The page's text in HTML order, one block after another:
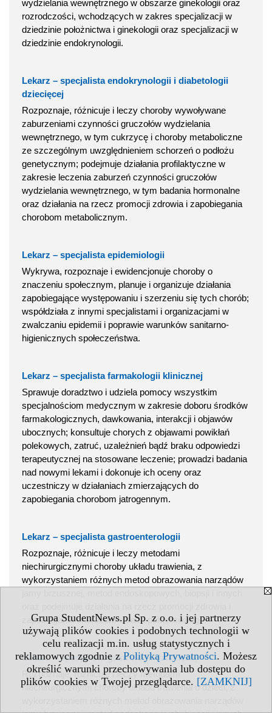
Grupa StudentNews.pl Sp. z o.o. i jej partnerzy
używają plików cookies i podobnych technologii w
celu realizacji m.in. usług statystycznych i
reklamowych zgodnie z Polityką Prywatności. Możesz
określić warunki przechowywania lub dostępu do
plików cookies w Twojej przeglądarce. [ZAMKNIJ]
wydzielania wewnętrznego w obszarze ginekologii oraz
rozrodczości, wchodzących w zakres specjalizacji w
dziedzinie położnictwa i ginekologii oraz specjalizacji w
dziedzinie endokrynologii.
Lekarz – specjalista endokrynologii i diabetologii
dziecięcej
Rozpoznaje, różnicuje i leczy choroby wywoływane
zaburzeniami czynności gruczołów wydzielania
wewnętrznego, w tym cukrzycę i choroby metaboliczne
ze szczególnym uwzględnieniem schorzeń o podłożu
genetycznym; podejmuje działania profilaktyczne w
zakresie leczenia zaburzeń czynności gruczołów
wydzielania wewnętrznego, w tym badania hormonalne
oraz działania na rzecz promocji zdrowia i zapobiegania
chorobom metabolicznym.
Lekarz – specjalista epidemiologii
Wykrywa, rozpoznaje i ewidencjonuje choroby o
znaczeniu społecznym, planuje i organizuje działania
zapobiegające występowaniu i szerzeniu się tych chorób;
współdziała z innymi specjalistami i organizacjami w
zwalczaniu epidemii i poprawie warunków sanitarno-
higienicznych społeczeństwa.
Lekarz – specjalista farmakologii klinicznej
Sprawuje doradztwo i udziela pomocy wszystkim
specjalnościom medycznym w zakresie doboru środków
farmakologicznych, dawkowania, interakcji i objawów
ubocznych; konsultuje chorych z objawami powikłań
polekowych, zatruć, uzależnień bądź braku odpowiedzi
terapeutycznej na stosowane leczenie; prowadzi badania
nad nowymi lekami i dokonuje ich oceny oraz
uczestniczy w działaniach zmierzających do
zapobiegania chorobom jatrogennym.
Lekarz – specjalista gastroenterologii
Rozpoznaje, różnicuje i leczy metodami
niechirurgicznymi choroby układu trawienia, z
wykorzystaniem różnych metod obrazowania narządów
zapobiegania chorobom układu pokarmowego.
Lekarz – specjalista gastrologii dziecięcej
Rozpoznaje, różnicuje i leczy metodami
niechirurgicznymi choroby układu trawienia u dzieci, z